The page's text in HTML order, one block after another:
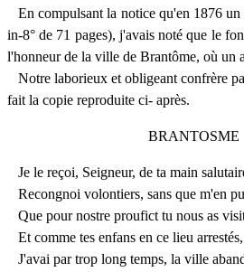
En compulsant la notice qu'en 1876
in-8° de 71 pages), j'avais noté que le
l'honneur de la ville de Brantôme, où un
Notre laborieux et obligeant confrère
fait la copie reproduite ci- après.
BRANTOSME
Je le reçoi, Seigneur, de ta main
Recongnoi volontiers, sans que m'en
Que pour nostre proufict tu nous as
Et comme tes enfans en ce lieu arrestés,
J'avai par trop long temps, la ville